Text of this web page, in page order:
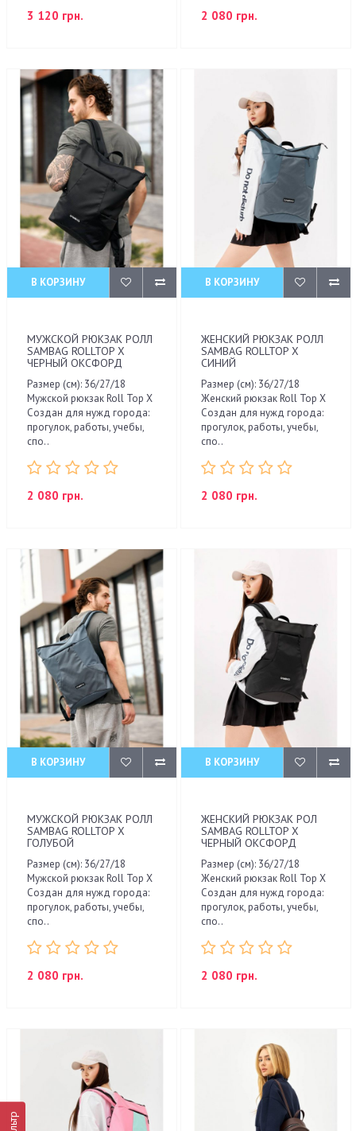
3 120 грн. 2 080 грн.
В КОРЗИНУ
МУЖСКОЙ РЮКЗАК РОЛЛ
SAMBAG ROLLTOP X
ЧЕРНЫЙ ОКСФОРД
Размер (см): 36/27/18
Мужской рюкзак Roll Top X
Создан для нужд города:
прогулок, работы, учебы,
спо..
2 080 грн.
В КОРЗИНУ
ЖЕНСКИЙ РЮКЗАК РОЛЛ
SAMBAG ROLLTOP X
СИНИЙ
Размер (см): 36/27/18
Женский рюкзак Roll Top X
Создан для нужд города:
прогулок, работы, учебы,
спо..
2 080 грн.
В КОРЗИНУ
МУЖСКОЙ РЮКЗАК РОЛЛ
SAMBAG ROLLTOP X
ГОЛУБОЙ
Размер (см): 36/27/18
Мужской рюкзак Roll Top X
Создан для нужд города:
прогулок, работы, учебы,
спо..
2 080 грн.
В КОРЗИНУ
ЖЕНСКИЙ РЮКЗАК РОЛ
SAMBAG ROLLTOP X
ЧЕРНЫЙ ОКСФОРД
Размер (см): 36/27/18
Женский рюкзак Roll Top X
Создан для нужд города:
прогулок, работы, учебы,
спо..
2 080 грн.